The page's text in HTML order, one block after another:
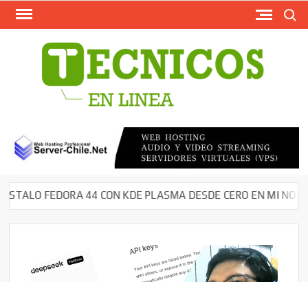
Saltar
en
FEDORA 44 CON KDE PLASMA DESDE CERO EN MI